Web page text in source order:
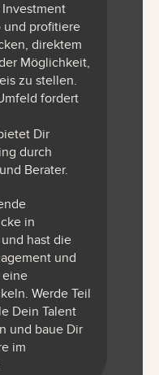
und profitiere
direktem
Möglichkeit,
zu stellen.
fordert
Dir
durch
Berater.
in
hast die
und
Werde Teil
Dein Talent
und baue Dir
im